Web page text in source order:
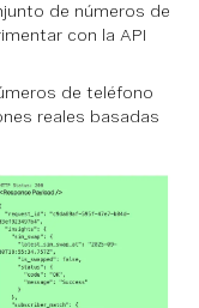
de números de
con la API
de teléfono
reales basadas